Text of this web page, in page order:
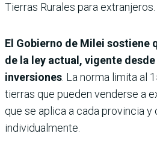
Tierras Rurales para extranjeros.
El Gobierno de Milei sostiene
de la ley actual, vigente
inversiones. La norma limita al
tierras que pueden venderse a
que se aplica a cada provincia y
individualmente.